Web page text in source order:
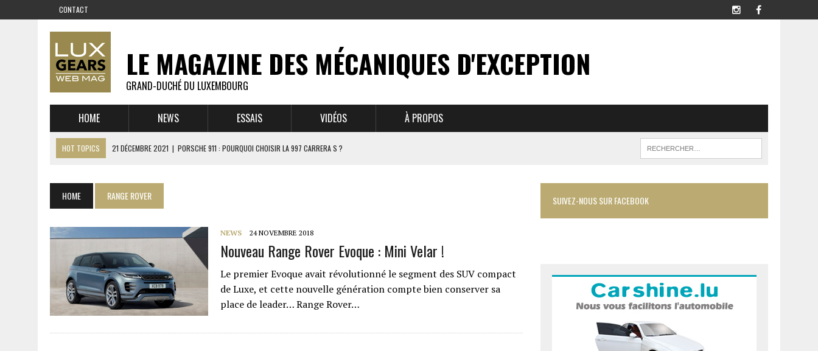
CONTACT
LE MAGAZINE DES MÉCANIQUES D'EXCEPTION
GRAND-DUCHÉ DU LUXEMBOURG
HOME NEWS ESSAIS VIDÉOS À PROPOS
HOT TOPICS 21 DÉCEMBRE 2021 | PORSCHE 911 : POURQUOI CHOISIR LA 997 CARRERA S ?
1 JUIN 2021 | GROUPE 3 : ALPINE A110 1600 S VS PORSCHE 911 2,7 RS
6 AVRIL 2021 | DE L’HUILE SUR LA PISTE – ART CARS
EXPO MAZDA 100 ANS – AUTOWORLD MUSEUM BRUSSELS
HOME RANGE ROVER
NEWS 24 NOVEMBRE 2018
Nouveau Range Rover Evoque : Mini Velar !
Le premier Evoque avait révolutionné le segment des SUV compact
de Luxe, et cette nouvelle génération compte bien conserver sa
place de leader… Range Rover…
SUIVEZ-NOUS SUR FACEBOOK